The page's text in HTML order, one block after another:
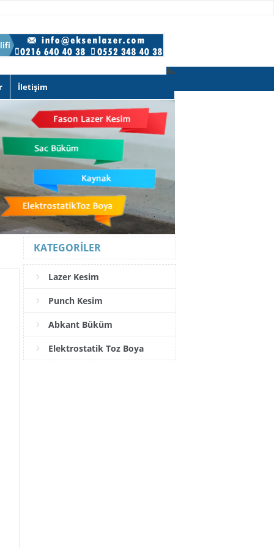
İletişim
KATEGORILER
Lazer Kesim
Punch Kesim
Abkant Büküm
Elektrostatik Toz Boya